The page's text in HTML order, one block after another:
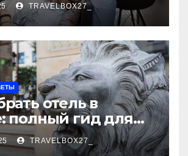
TRAVELBOX27_
отель в
полный гид для
отдыха
TRAVELBOX27_